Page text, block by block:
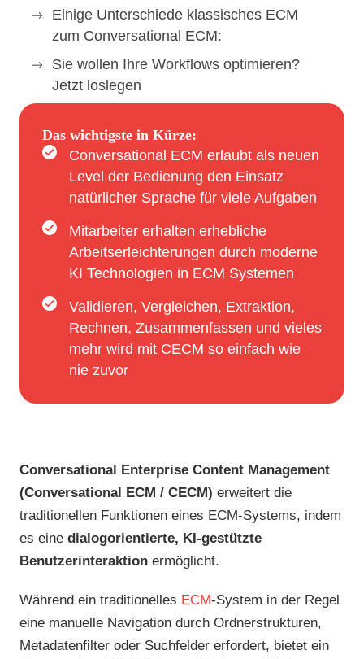
Einige Unterschiede klassisches ECM
zum Conversational ECM:
Sie wollen Ihre Workflows optimieren?
Jetzt loslegen
Das wichtigste in Kürze:
Conversational ECM erlaubt als neuen
Level der Bedienung den Einsatz
natürlicher Sprache für viele Aufgaben
Mitarbeiter erhalten erhebliche
Arbeitserleichterungen durch moderne
KI Technologien in ECM Systemen
Validieren, Vergleichen, Extraktion,
Rechnen, Zusammenfassen und vieles
mehr wird mit CECM so einfach wie
nie zuvor
Conversational Enterprise Content Management
(Conversational ECM / CECM) erweitert die
traditionellen Funktionen eines ECM-Systems, indem
es eine dialogorientierte, KI-gestützte
Benutzerinteraktion ermöglicht.
Während ein traditionelles ECM-System in der Regel
eine manuelle Navigation durch Ordnerstrukturen,
Metadatenfilter oder Suchfelder erfordert, bietet ein